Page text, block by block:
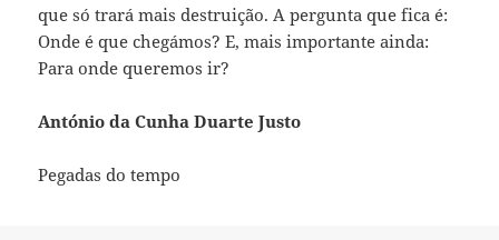
que só trará mais destruição. A pergunta que fica é:
Onde é que chegámos? E, mais importante ainda:
Para onde queremos ir?
António da Cunha Duarte Justo
Pegadas do tempo